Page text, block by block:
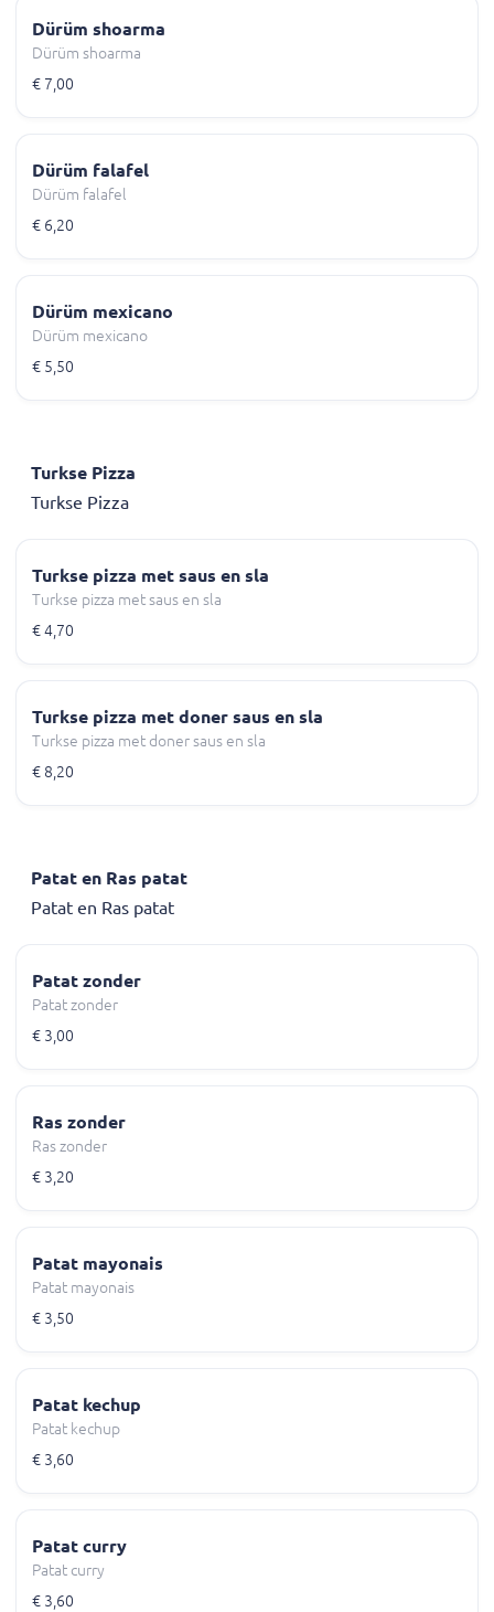
Dürüm shoarma
Dürüm shoarma
€ 7,00
Dürüm falafel
Dürüm falafel
€ 6,20
Dürüm mexicano
Dürüm mexicano
€ 5,50
Turkse Pizza
Turkse Pizza
Turkse pizza met saus en sla
Turkse pizza met saus en sla
€ 4,70
Turkse pizza met doner saus en sla
Turkse pizza met doner saus en sla
€ 8,20
Patat en Ras patat
Patat en Ras patat
Patat zonder
Patat zonder
€ 3,00
Ras zonder
Ras zonder
€ 3,20
Patat mayonais
Patat mayonais
€ 3,50
Patat kechup
Patat kechup
€ 3,60
Patat curry
Patat curry
€ 3,60